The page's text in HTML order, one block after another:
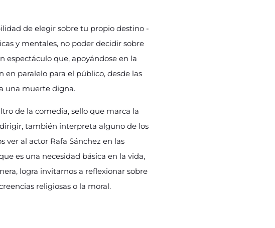
de elegir sobre tu propio destino -
y mentales, no poder decidir sobre
espectáculo que, apoyándose en la
paralelo para el público, desde las
una muerte digna.
de la comedia, sello que marca la
también interpreta alguno de los
ver al actor Rafa Sánchez en las
es una necesidad básica en la vida,
logra invitarnos a reflexionar sobre
religiosas o la moral.